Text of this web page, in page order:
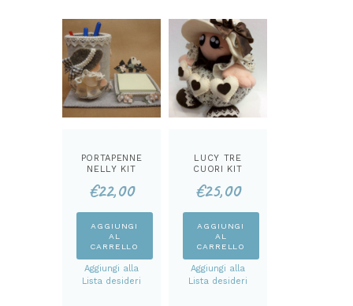
PORTAPENNE
NELLY KIT
€22,00
AGGIUNGI
AL
CARRELLO
Aggiungi alla
Lista desideri
LUCY TRE
CUORI KIT
€25,00
AGGIUNGI
AL
CARRELLO
Aggiungi alla
Lista desideri